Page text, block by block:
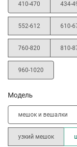
410-470 434-
552-612 610-
760-820 810-
960-1020
Модель
мешок и вешалки
узкий мешок